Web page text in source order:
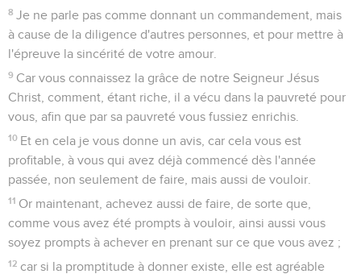
8 Je ne parle pas comme donnant un commandement, mais
à cause de la diligence d'autres personnes, et pour mettre à
l'épreuve la sincérité de votre amour.
9 Car vous connaissez la grâce de notre Seigneur Jésus
Christ, comment, étant riche, il a vécu dans la pauvreté pour
vous, afin que par sa pauvreté vous fussiez enrichis.
10 Et en cela je vous donne un avis, car cela vous est
profitable, à vous qui avez déjà commencé dès l'année
passée, non seulement de faire, mais aussi de vouloir.
11 Or maintenant, achevez aussi de faire, de sorte que,
comme vous avez été prompts à vouloir, ainsi aussi vous
soyez prompts à achever en prenant sur ce que vous avez ;
12 car si la promptitude à donner existe, elle est agréable